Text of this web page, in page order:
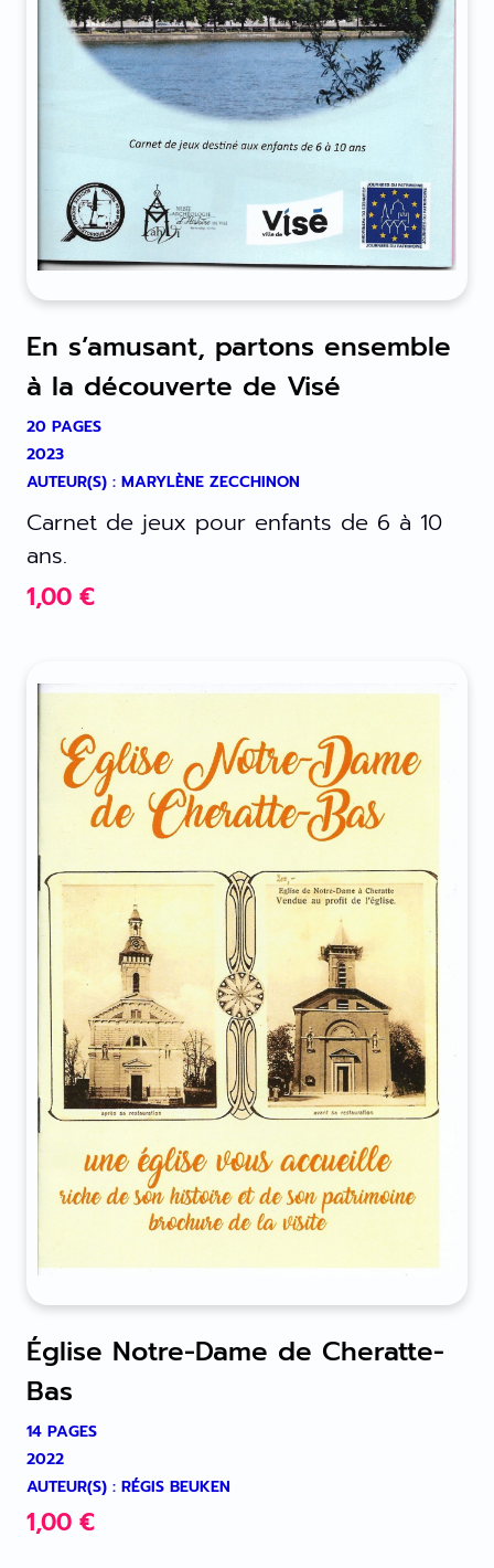
En s’amusant, partons ensemble
à la découverte de Visé
20 PAGES
2023
AUTEUR(S) : MARYLÈNE ZECCHINON
Carnet de jeux pour enfants de 6 à 10
ans.
1,00 €
Église Notre-Dame de Cheratte-
Bas
14 PAGES
2022
AUTEUR(S) : RÉGIS BEUKEN
1,00 €